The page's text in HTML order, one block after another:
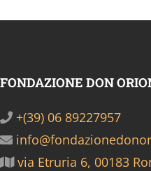
FONDAZIONE DON
+(39) 06 89227957
via Etruria 6, 00183